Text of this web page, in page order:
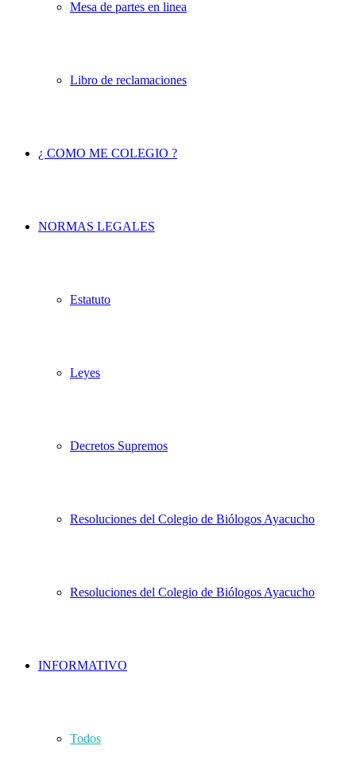
Mesa de partes en linea
Libro de reclamaciones
¿ COMO ME COLEGIO ?
NORMAS LEGALES
Estatuto
Leyes
Decretos Supremos
Resoluciones del Colegio de Biólogos Ayacucho
Resoluciones del Colegio de Biólogos Ayacucho
INFORMATIVO
Todos